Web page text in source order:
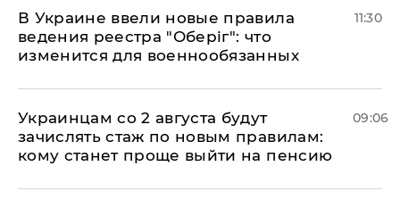
В Украине ввели новые правила
ведения реестра "Оберіг": что
изменится для военнообязанных
11:30
Украинцам со 2 августа будут
зачислять стаж по новым правилам:
кому станет проще выйти на пенсию
09:06